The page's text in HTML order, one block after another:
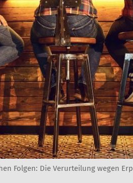
Folgen: Die Verurteilung wegen